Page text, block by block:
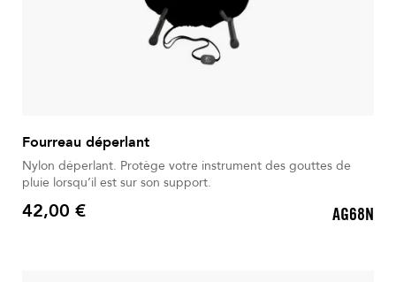
Fourreau déperlant
Nylon déperlant. Protège votre instrument des gouttes de
pluie lorsqu’il est sur son support.
Prix
42,00 € AG68N